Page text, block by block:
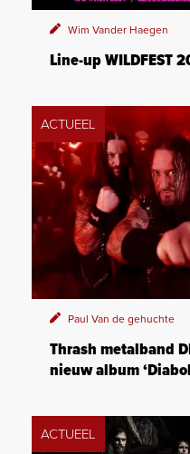
Wim Vander Haegen
Line-up WILDFEST
ACTUEEL
Paul Van de gehuchte
Thrash metalband
nieuw album
ACTUEEL